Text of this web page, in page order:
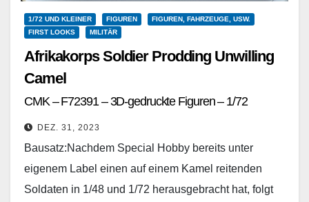
1/72 UND KLEINER FIGUREN
FIGUREN, FAHRZEUGE, USW.
FIRST LOOKS
MILITÄR
Afrikakorps Soldier Prodding Unwilling
Camel
CMK – F72391 – 3D-gedruckte Figuren – 1/72
DEZ. 31, 2023
Bausatz:Nachdem Special Hobby bereits unter
eigenem Label einen auf einem Kamel reitenden
Soldaten in 1/48 und 1/72 herausgebracht hat, folgt